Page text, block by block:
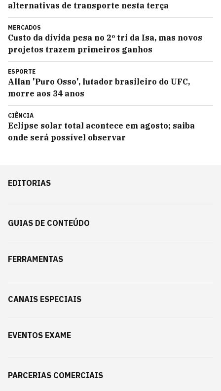
alternativas de transporte nesta terça
MERCADOS
Custo da dívida pesa no 2º tri da Isa, mas novos
projetos trazem primeiros ganhos
ESPORTE
Allan 'Puro Osso', lutador brasileiro do UFC,
morre aos 34 anos
CIÊNCIA
Eclipse solar total acontece em agosto; saiba
onde será possível observar
EDITORIAS
GUIAS DE CONTEÚDO
FERRAMENTAS
CANAIS ESPECIAIS
EVENTOS EXAME
PARCERIAS COMERCIAIS